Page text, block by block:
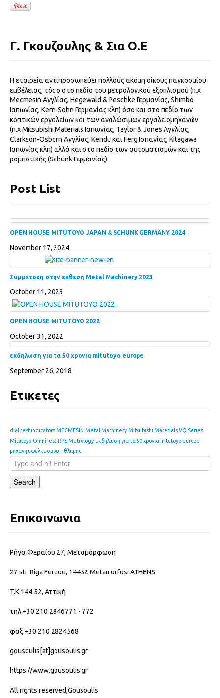
Γ. Γκουζουλης & Σια Ο.Ε
Η εταιρεία αντιπροσωπεύει πολλούς ακόμη οίκους παγκοσμίου
εμβέλειας, τόσο στο πεδίο του μετρολογικού εξοπλισμού (π.χ
Mecmesin Αγγλίας, Hegewald & Peschke Γερμανίας, Shimbo
Ιαπωνίας, Kern-Sohn Γερμανίας κλπ) όσο και στο πεδίο των
κοπτικών εργαλείων και των αναλώσιμων εργαλειομηχανών
(π.χ Mitsubishi Materials Ιαπωνίας, Taylor & Jones Αγγλίας,
Clarkson-Osborn Αγγλίας, Kendu και Ferg Ισπανίας, Kitagawa
Ιαπωνίας κλπ) αλλά και στο πεδίο των αυτοματισμών και της
ρομποτικής (Schunk Γερμανίας).
Post List
OPEN HOUSE MITUTOYO JAPAN & SCHUNK GERMANY 2024
November 17, 2024
Συμμετοχη στην εκθεση Metal Machinery 2023
October 11, 2023
OPEN HOUSE MITUTOYO 2022
October 31, 2022
εκδηλωση για τα 50 χρονια mitutoyo europe
September 26, 2018
Ετικετες
dial test indicators MECMESIN Metal Machinery Mitsubishi Materials VQ Series
Mitutoyo OmniTest RPS Metrology εκδηλωση για τα 50 χρονια mitutoyo europe
μηχανη εφελκυσμου – θλιψης
Search
Επικοινωνια
Ρήγα Φεραίου 27, Μεταμόρφωση
27 str. Riga Fereou, 14452 Metamorfosi ATHENS
T.K 144 52, Αττική
τηλ +30 210 2846771 - 772
φαξ +30 210 2824568
gousoulis[at]gousoulis.gr
https://www.gousoulis.gr
All rights reserved,Gousoulis